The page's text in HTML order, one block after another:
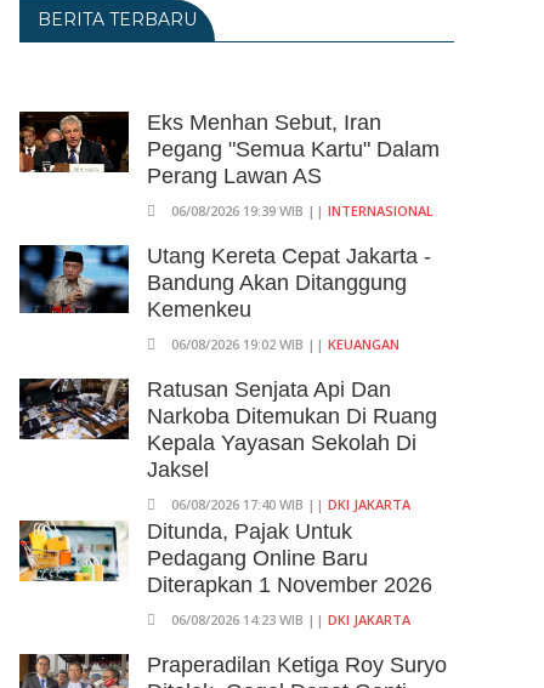
BERITA TERBARU
Eks Menhan Sebut, Iran
Pegang "Semua Kartu" Dalam
Perang Lawan AS
06/08/2026 19:39 WIB || INTERNASIONAL
Utang Kereta Cepat Jakarta -
Bandung Akan Ditanggung
Kemenkeu
06/08/2026 19:02 WIB || KEUANGAN
Ratusan Senjata Api Dan
Narkoba Ditemukan Di Ruang
Kepala Yayasan Sekolah Di
Jaksel
06/08/2026 17:40 WIB || DKI JAKARTA
Ditunda, Pajak Untuk
Pedagang Online Baru
Diterapkan 1 November 2026
06/08/2026 14:23 WIB || DKI JAKARTA
Praperadilan Ketiga Roy Suryo